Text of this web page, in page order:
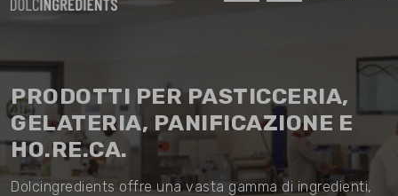
PRODOTTI PER PASTICCERIA,
GELATERIA, PANIFICAZIONE E
HO.RE.CA.
Dolcingredients offre una vasta gamma di ingredienti,